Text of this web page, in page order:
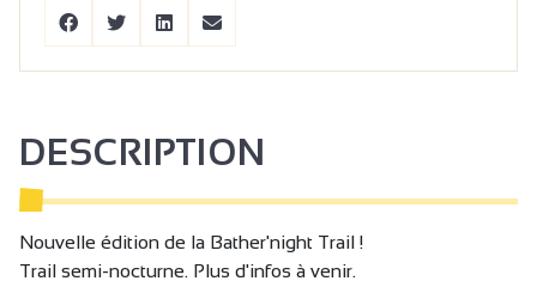
DESCRIPTION
Nouvelle édition de la Bather'night Trail !
Trail semi-nocturne. Plus d'infos à venir.